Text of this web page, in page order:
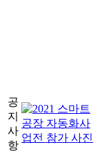
공
지
사
항